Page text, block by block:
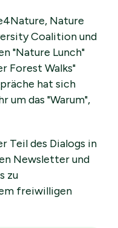
Nature
Coalition und
"Nature Lunch"
Forest Walks"
hat sich
um das "Warum",
Teil des Dialogs in
Newsletter und
zu
freiwilligen